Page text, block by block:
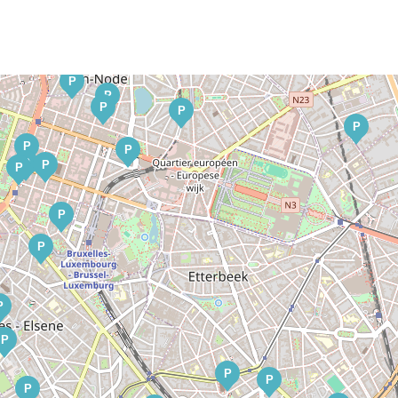
P
PP
P
P
P
P
P
P
P
P
P
P
P P
P